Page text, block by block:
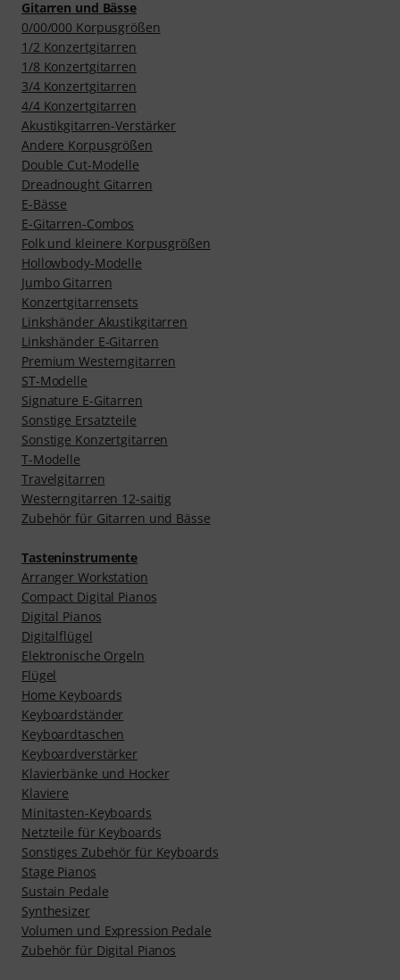
Gitarren und Bässe
0/00/000 Korpusgrößen
1/2 Konzertgitarren
1/8 Konzertgitarren
3/4 Konzertgitarren
4/4 Konzertgitarren
Akustikgitarren-Verstärker
Andere Korpusgrößen
Double Cut-Modelle
Dreadnought Gitarren
E-Bässe
E-Gitarren-Combos
Folk und kleinere Korpusgrößen
Hollowbody-Modelle
Jumbo Gitarren
Konzertgitarrensets
Linkshänder Akustikgitarren
Linkshänder E-Gitarren
Premium Westerngitarren
ST-Modelle
Signature E-Gitarren
Sonstige Ersatzteile
Sonstige Konzertgitarren
T-Modelle
Travelgitarren
Westerngitarren 12-saitig
Zubehör für Gitarren und Bässe
Tasteninstrumente
Arranger Workstation
Compact Digital Pianos
Digital Pianos
Digitalflügel
Elektronische Orgeln
Flügel
Home Keyboards
Keyboardständer
Keyboardtaschen
Keyboardverstärker
Klavierbänke und Hocker
Klaviere
Minitasten-Keyboards
Netzteile für Keyboards
Sonstiges Zubehör für Keyboards
Stage Pianos
Sustain Pedale
Synthesizer
Volumen und Expression Pedale
Zubehör für Digital Pianos